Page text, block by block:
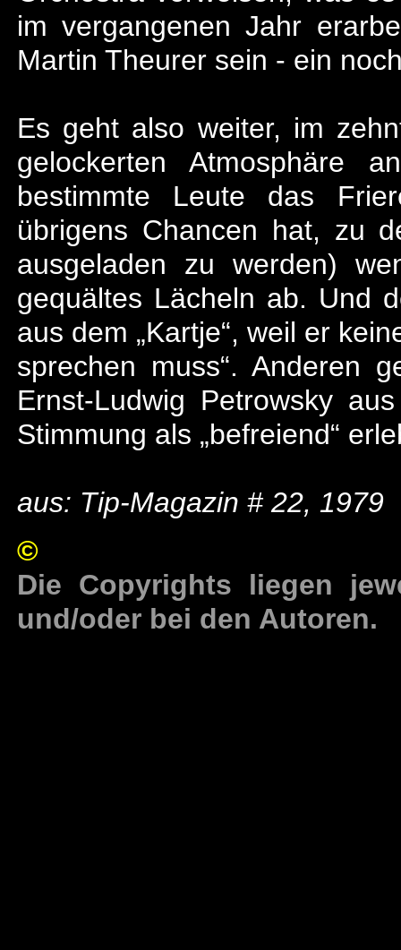
im vergangenen Jahr
Martin Theurer sein - ein
Es geht also weiter, im
gelockerten Atmosphäre
bestimmte Leute das
übrigens Chancen hat, zu
ausgeladen zu werden)
gequältes Lächeln ab. Und
aus dem „Kartje“, weil er
sprechen muss“. Anderen
Ernst-Ludwig Petrowsky
Stimmung als „befreiend“
aus: Tip-Magazin # 22, 1979
©
Die Copyrights liegen
und/oder bei den Autoren.